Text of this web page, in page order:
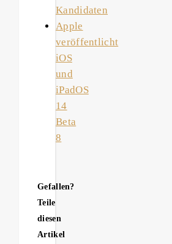
Kandidaten
Apple
veröffentlicht
iOS
und
iPadOS
14
Beta
8
Gefallen?
Teile
diesen
Artikel